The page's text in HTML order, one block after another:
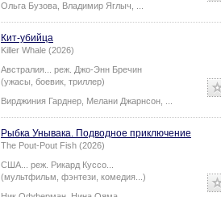
Ольга Бузова Владимир Яглыч
Кит-убийца
Killer Whale (2026)
Австралия... реж. Джо-Энн Бречин
(ужасы, боевик, триллер)
Вирджиния Гарднер Мелани Джарнсон
Рыбка Унывака. Подводное приключение
The Pout-Pout Fish (2026)
США... реж. Рикард Куссо
(мультфильм, фэнтези, комедия...)